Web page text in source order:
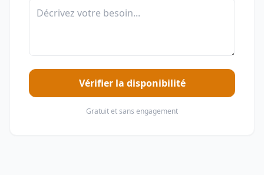
Vérifier la disponibilité
Gratuit et sans engagement